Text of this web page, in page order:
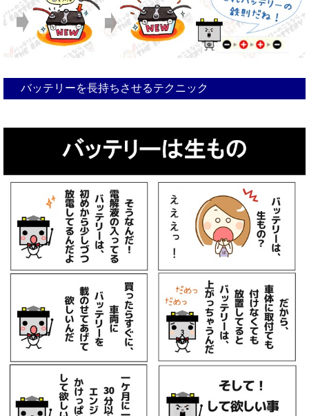
バッテリーを長持ちさせるテクニック